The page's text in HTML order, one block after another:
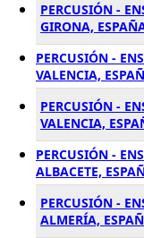
PERCUSIÓN -
GIRONA,
PERCUSIÓN -
VALENCIA,
PERCUSIÓN -
VALENCIA,
PERCUSIÓN -
ALBACETE,
PERCUSIÓN -
ALMERÍA,